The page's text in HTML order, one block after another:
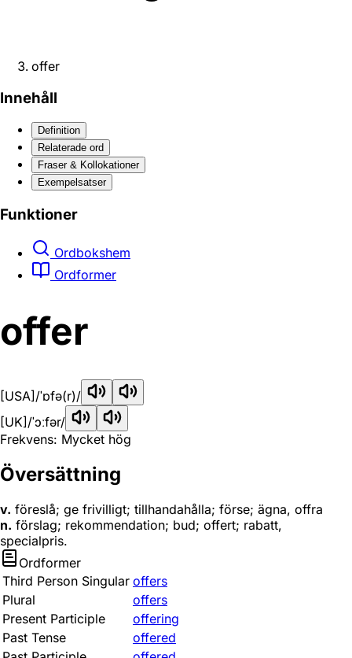
offer
Innehåll
Definition
Relaterade ord
Fraser & Kollokationer
Exempelsatser
Funktioner
Ordbokshem
Ordformer
offer
[USA] /ˈɒfə(r)/
[UK] /ˈɔːfər/
Frekvens: Mycket hög
Översättning
v. föreslå; ge frivilligt; tillhandahålla; förse; ägna, offra
n. förslag; rekommendation; bud; offert; rabatt,
specialpris.
Ordformer
Third Person Singular offers
Plural
offers
Present Participle
offering
Past Tense
offered